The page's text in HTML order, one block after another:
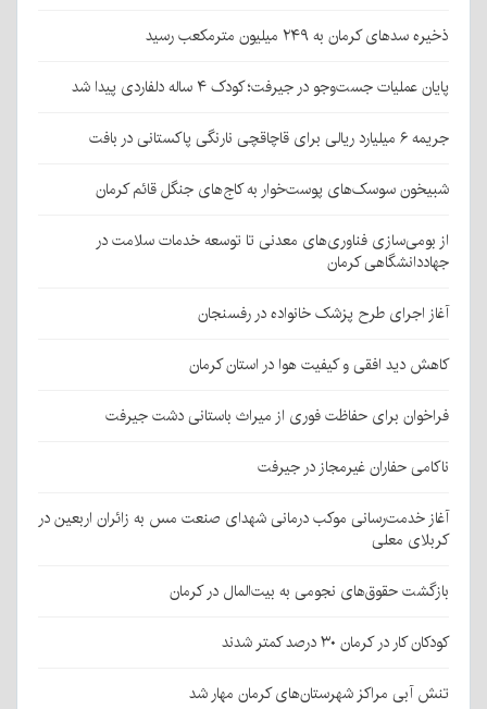
ذخیره سدهای کرمان به ۲۴۹ میلیون مترمکعب رسید
پایان عملیات جست‌وجو در جیرفت؛ کودک ۴ ساله دلفاردی پیدا شد
جریمه ۶ میلیارد ریالی برای قاچاقچی نارنگی پاکستانی در بافت
شبیخون سوسک‌های پوست‌خوار به کاج‌های جنگل قائم کرمان
از بومی‌سازی فناوری‌های معدنی تا توسعه خدمات سلامت در
جهاددانشگاهی کرمان
آغاز اجرای طرح پزشک خانواده در رفسنجان
کاهش دید افقی و کیفیت هوا در استان کرمان
فراخوان برای حفاظت فوری از میراث باستانی دشت جیرفت
ناکامی حفاران غیرمجاز در جیرفت
آغاز خدمت‌رسانی موکب درمانی شهدای صنعت مس به زائران اربعین در
کربلای معلی
بازگشت حقوق‌های نجومی به بیت‌المال در کرمان
کودکان کار در کرمان ۳۰ درصد کمتر شدند
تنش آبی مراکز شهرستان‌های کرمان مهار شد